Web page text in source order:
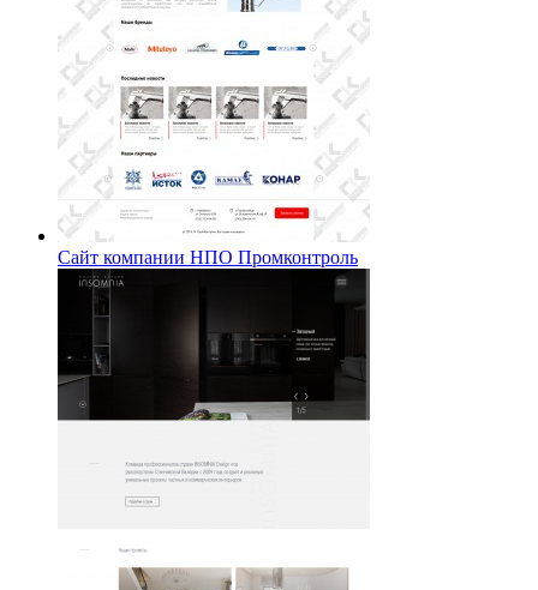
Сайт компании НПО Промконтроль